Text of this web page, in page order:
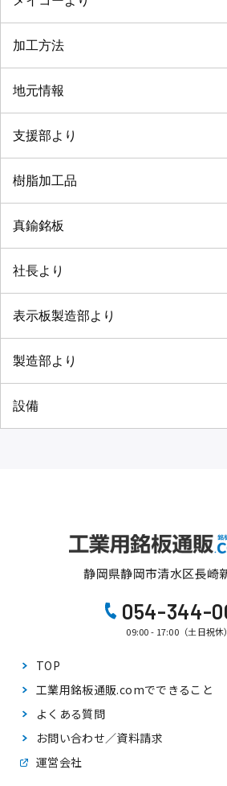
加工方法
地元情報
支援部より
樹脂加工品
真鍮銘板
社長より
表示板製造部より
製造部より
設備
静岡県静岡市清水区長崎
054-344-
09:00 - 17:00（土日祝休）
TOP
工業用銘板通販.comでできること
よくある質問
お問い合わせ／資料請求
運営会社